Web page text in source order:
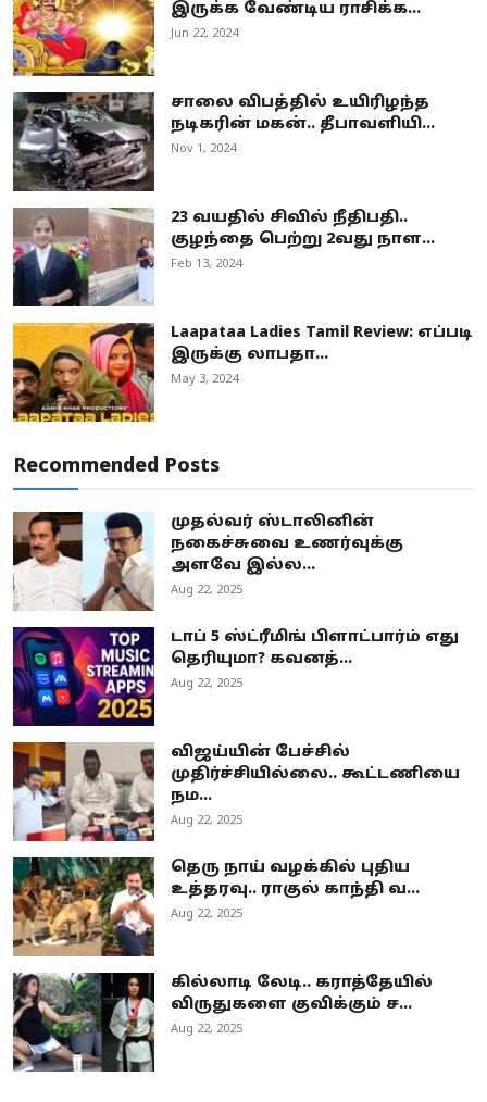
இருக்க வேண்டிய ராசிக்க...
Jun 22, 2024
சாலை விபத்தில் உயிரிழந்த
நடிகரின் மகன்.. தீபாவளியி...
Nov 1, 2024
23 வயதில் சிவில் நீதிபதி..
குழந்தை பெற்று 2வது நாள...
Feb 13, 2024
Laapataa Ladies Tamil Review: எப்படி
இருக்கு லாபதா...
May 3, 2024
Recommended Posts
முதல்வர் ஸ்டாலினின்
நகைச்சுவை உணர்வுக்கு
அளவே இல்ல...
Aug 22, 2025
டாப் 5 ஸ்ட்ரீமிங் பிளாட்பார்ம் எது
தெரியுமா? கவனத்...
Aug 22, 2025
விஜய்யின் பேச்சில்
முதிர்ச்சியில்லை.. கூட்டணியை
நம...
Aug 22, 2025
தெரு நாய் வழக்கில் புதிய
உத்தரவு.. ராகுல் காந்தி வ...
Aug 22, 2025
கில்லாடி லேடி.. கராத்தேயில்
விருதுகளை குவிக்கும் ச...
Aug 22, 2025